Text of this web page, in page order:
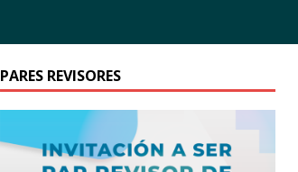
PARES REVISORES